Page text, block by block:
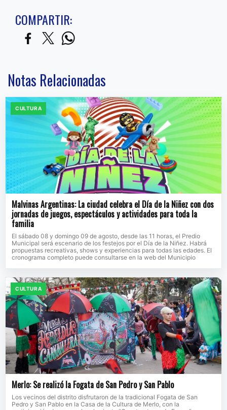
COMPARTIR:
Notas Relacionadas
CULTURA
Malvinas Argentinas: La ciudad celebra el Día de la Niñez con dos
jornadas de juegos, espectáculos y actividades para toda la
familia
El sábado 08 y domingo 09 de agosto, desde las 11 horas, el Predio
Municipal será escenario de los festejos por el Día de la Niñez. Habrá
propuestas recreativas, shows y experiencias para todas las edades. El
cronograma completo puede consultarse en la web del Municipio
CULTURA
Merlo: Se realizó la Fogata de San Pedro y San Pablo
Los vecinos del distrito disfrutaron de la tradicional Fogata de San
Pedro y San Pablo en la Casa de la Cultura de Merlo, con la